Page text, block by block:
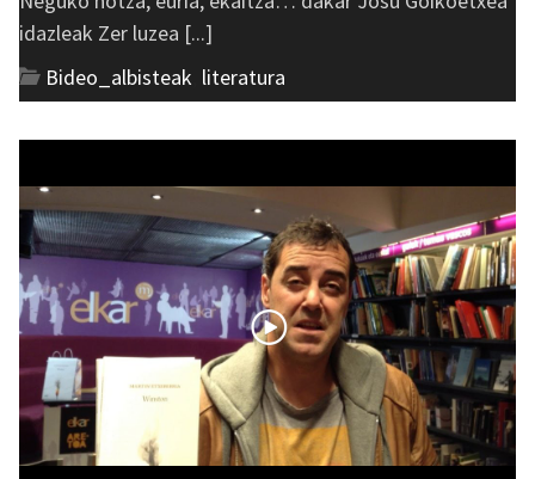
idazleak Zer luzea [...]
Bideo_albisteak literatura